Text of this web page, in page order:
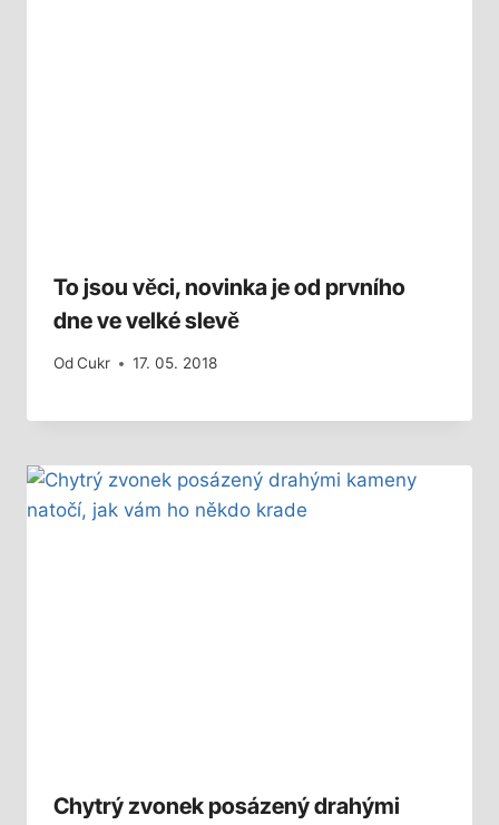
To jsou věci, novinka je od prvního
dne ve velké slevě
OdCukr 17. 05. 2018
Chytrý zvonek posázený drahými